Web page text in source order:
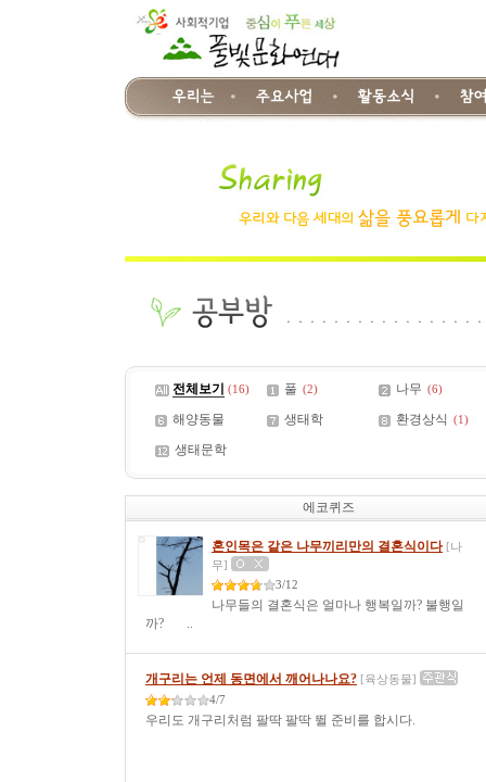
전체보기 (16) 풀 (2) 나무 (6)
해양동물 생태학 환경상식 (1)
생태문학
에코퀴즈
혼인목은 같은 나무끼리만의 결혼식이다 [나
무]
3/12
나무들의 결혼식은 얼마나 행복일까? 불행일
까? ..
개구리는 언제 동면에서 깨어나나요? [육상동물]
4/7
우리도 개구리처럼 팔딱 팔딱 뛸 준비를 합시다.